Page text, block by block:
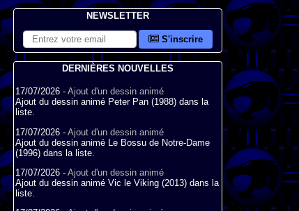
NEWSLETTER
S'inscrire
DERNIÈRES NOUVELLES
17/07/2026 - Ajout d'un dessin animé
Ajout du dessin animé Peter Pan (1988) dans la
liste.
17/07/2026 - Ajout d'un dessin animé
Ajout du dessin animé Le Bossu de Notre-Dame
(1996) dans la liste.
17/07/2026 - Ajout d'un dessin animé
Ajout du dessin animé Vic le Viking (2013) dans la
liste.